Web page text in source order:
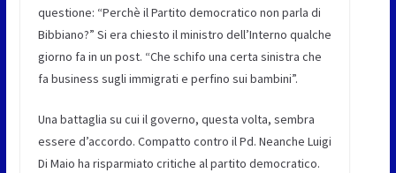
questione: “Perchè il Partito democratico non parla di
Bibbiano?” Si era chiesto il ministro dell’Interno qualche
giorno fa in un post. “Che schifo una certa sinistra che
fa business sugli immigrati e perfino sui bambini”.
Una battaglia su cui il governo, questa volta, sembra
essere d’accordo. Compatto contro il Pd. Neanche Luigi
Di Maio ha risparmiato critiche al partito democratico.